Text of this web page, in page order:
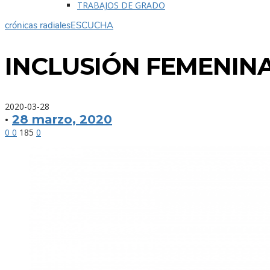
TRABAJOS DE GRADO
crónicas radialesESCUCHA
INCLUSIÓN
2020-03-28
· 28 marzo, 2020
0 0 185 0